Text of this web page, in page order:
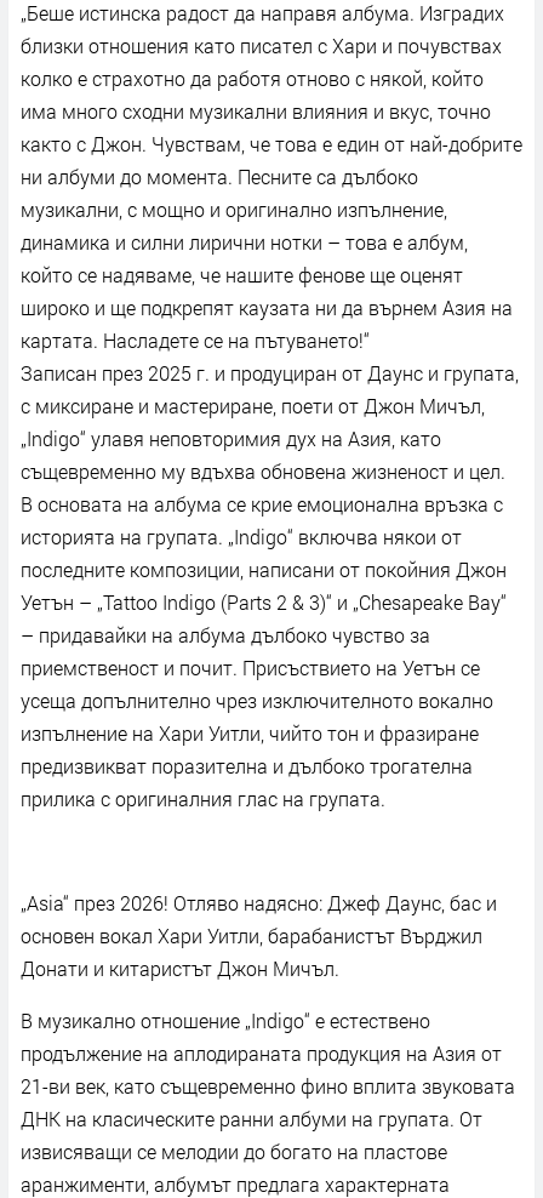
„Беше истинска радост да направя албума. Изградих
близки отношения като писател с Хари и почувствах
колко е страхотно да работя отново с някой, който
има много сходни музикални влияния и вкус, точно
както с Джон. Чувствам, че това е един от най-добрите
ни албуми до момента. Песните са дълбоко
музикални, с мощно и оригинално изпълнение,
динамика и силни лирични нотки – това е албум,
който се надяваме, че нашите фенове ще оценят
широко и ще подкрепят каузата ни да върнем Азия на
картата. Насладете се на пътуването!“
Записан през 2025 г. и продуциран от Даунс и групата,
с миксиране и мастериране, поети от Джон Мичъл,
„Indigo“ улавя неповторимия дух на Азия, като
същевременно му вдъхва обновена жизненост и цел.
В основата на албума се крие емоционална връзка с
историята на групата. „Indigo“ включва някои от
последните композиции, написани от покойния Джон
Уетън – „Tattoo Indigo (Parts 2 & 3)“ и „Chesapeake Bay“
– придавайки на албума дълбоко чувство за
приемственост и почит. Присъствието на Уетън се
усеща допълнително чрез изключителното вокално
изпълнение на Хари Уитли, чийто тон и фразиране
предизвикват поразителна и дълбоко трогателна
прилика с оригиналния глас на групата.
„Asia“ през 2026! Отляво надясно: Джеф Даунс, бас и
основен вокал Хари Уитли, барабанистът Върджил
Донати и китаристът Джон Мичъл.
В музикално отношение „Indigo“ е естествено
продължение на аплодираната продукция на Азия от
21-ви век, като същевременно фино вплита звуковата
ДНК на класическите ранни албуми на групата. От
извисяващи се мелодии до богато на пластове
аранжименти, албумът предлага характерната